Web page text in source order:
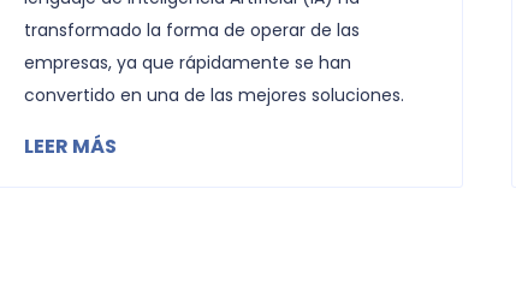
transformado la forma de operar de las
empresas, ya que rápidamente se han
convertido en una de las mejores soluciones.
LEER MÁS